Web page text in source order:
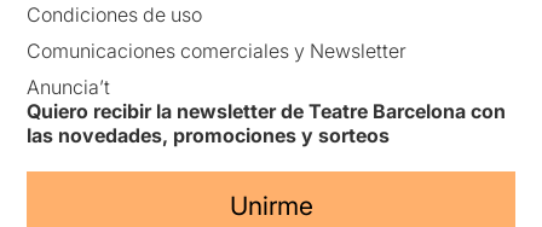
Condiciones de uso
Comunicaciones comerciales y Newsletter
Anuncia’t
Quiero recibir la newsletter de Teatre Barcelona con
las novedades, promociones y sorteos
Unirme